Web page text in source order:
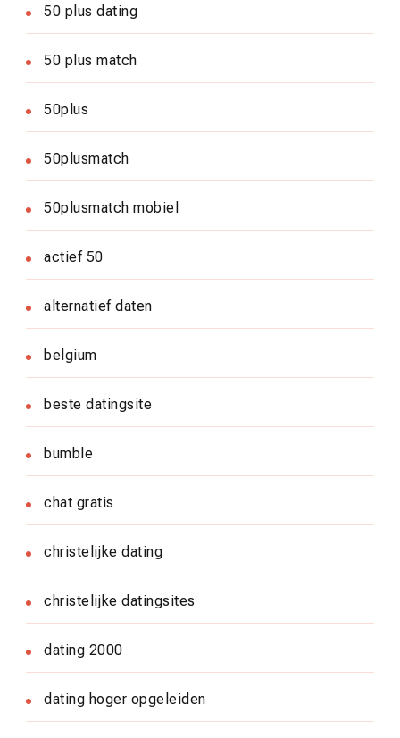
50 plus dating
50 plus match
50plus
50plusmatch
50plusmatch mobiel
actief 50
alternatief daten
belgium
beste datingsite
bumble
chat gratis
christelijke dating
christelijke datingsites
dating 2000
dating hoger opgeleiden